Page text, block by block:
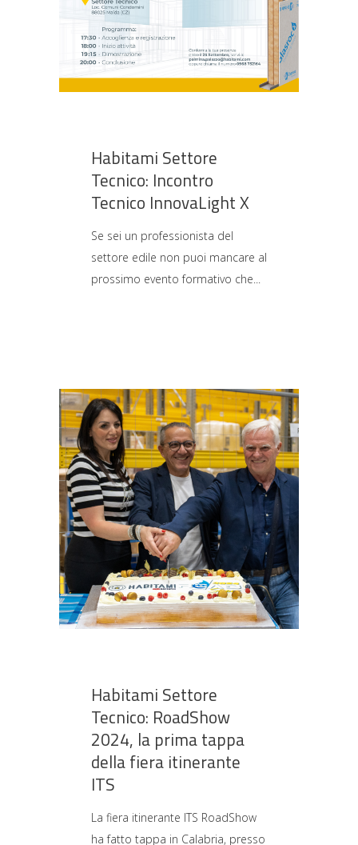
Habitami Settore
Tecnico: Incontro
Tecnico InnovaLight X
Se sei un professionista del
settore edile non puoi mancare al
prossimo evento formativo che
Habitami Settore
Tecnico: RoadShow
2024, la prima tappa
della fiera itinerante
ITS
La fiera itinerante ITS RoadShow
ha fatto tappa in Calabria, presso